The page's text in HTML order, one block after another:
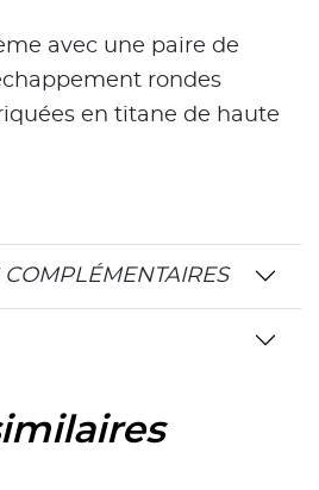
avec une paire de
rondes
en titane de haute